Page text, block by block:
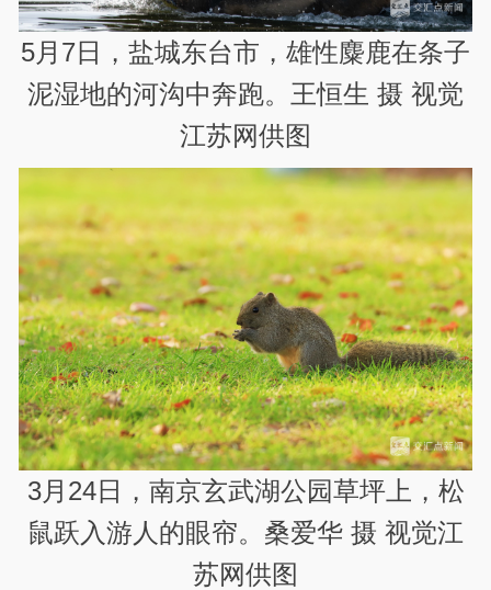
5月7日，盐城东台市，雄性麋鹿在条子
泥湿地的河沟中奔跑。王恒生 摄 视觉
江苏网供图
3月24日，南京玄武湖公园草坪上，松
鼠跃入游人的眼帘。桑爱华 摄 视觉江
苏网供图